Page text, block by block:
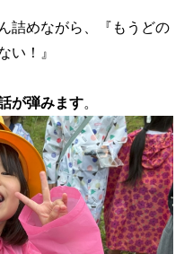
詰めながら、『もうどの
い！』
が弾みます。